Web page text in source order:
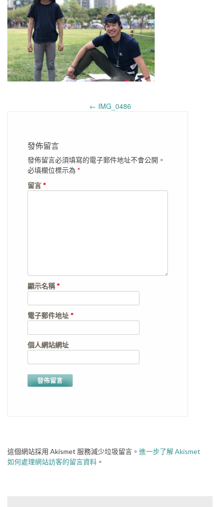
navigation
← IMG_0486
發佈留言
發佈留言必須填寫的電子郵件地址不會公開。
必填欄位標示為 *
留言 *
顯示名稱*
電子郵件地址 *
個人網站網址
這個網站採用 Akismet 服務減少垃圾留言。 進一步了解 Akismet
如何處理網站訪客的留言資料 。